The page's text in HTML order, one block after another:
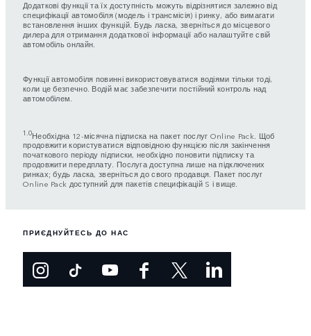
Додаткові функції та їх доступність можуть відрізнятися залежно від
специфікації автомобіля (модель і трансмісія) і ринку, або вимагати
встановлення інших функцій. Будь ласка, зверніться до місцевого
дилера для отримання додаткової інформації або налаштуйте свій
автомобіль онлайн.
Функції автомобіля повинні використовуватися водіями тільки тоді,
коли це безпечно. Водій має забезпечити постійний контроль над
автомобілем.
1.0Необхідна 12-місячна підписка на пакет послуг Online Pack. Щоб
продовжити користуватися відповідною функцією після закінчення
початкового періоду підписки, необхідно поновити підписку та
продовжити передплату. Послуга доступна лише на підключених
ринках; будь ласка, зверніться до свого продавця. Пакет послуг
Online Pack доступний для пакетів специфікацій S і вище.
ПРИЄДНУЙТЕСЬ ДО НАС